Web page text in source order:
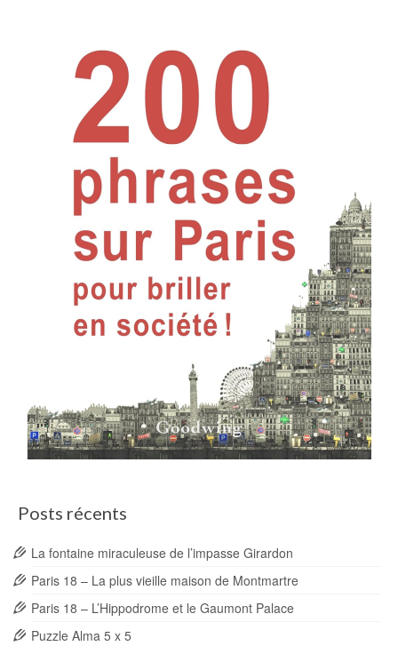
Posts récents
La fontaine miraculeuse de l’impasse Girardon
Paris 18 – La plus vieille maison de Montmartre
Paris 18 – L’Hippodrome et le Gaumont Palace
Puzzle Alma 5 x 5